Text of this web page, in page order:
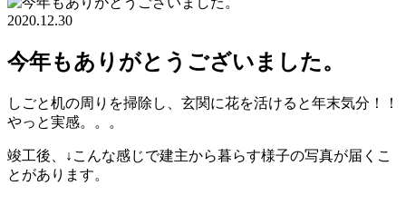
2020.12.30
今年もありがとうございました。
しごと机の周りを掃除し、玄関に花を活けると年末気分！！
やっと実感。。。
竣工後、↓こんな感じで建主から暮らす様子の写真が届くこ
とがあります。